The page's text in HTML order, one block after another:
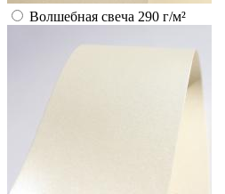
Волшебная свеча 290 г/м²